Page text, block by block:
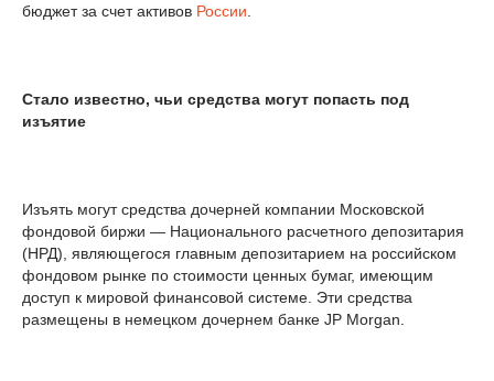
бюджет за счет активов России
Стало известно, чьи средства могут попасть под
изъятие
Изъять могут средства дочерней компании Московской
фондовой биржи — Национального расчетного депозитария
(НРД), являющегося главным депозитарием на российском
фондовом рынке по стоимости ценных бумаг, имеющим
доступ к мировой финансовой системе. Эти средства
размещены в немецком дочернем банке JP Morgan.